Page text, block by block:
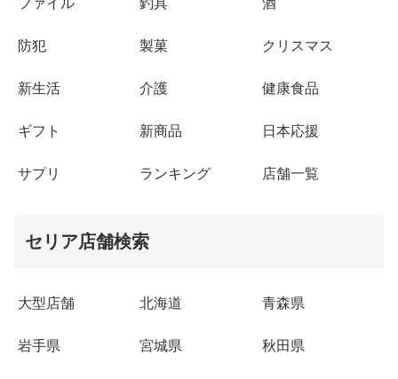
防犯 製菓 クリスマス
新生活 介護 健康食品
ギフト 新商品 日本応援
サプリ ランキング 店舗一覧
セリア店舗検索
大型店舗 北海道 青森県
岩手県 宮城県 秋田県